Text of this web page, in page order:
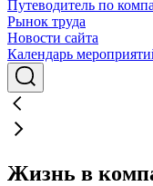
Путеводитель по
Рынок труда
Новости сайта
Календарь
Жизнь в